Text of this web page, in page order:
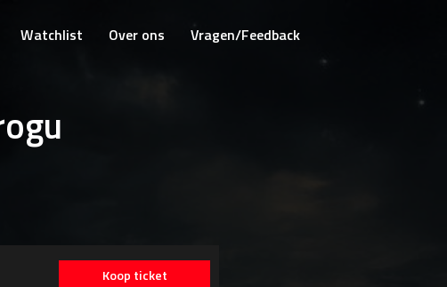
Watchlist Over ons Vragen/Feedback
Koop ticket